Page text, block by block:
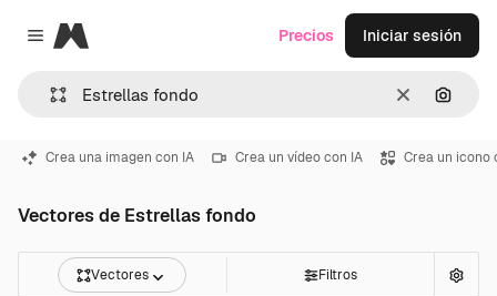
Close menu
Magnific
Borrar
Precios Iniciar sesión
Crea una imagen con IA Crea un vídeo con IA Crea un icono
Vectores de Estrellas fondo
Vectores Filtros